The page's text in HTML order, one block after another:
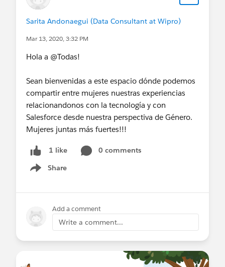
Sarita Andonaegui (Data Consultant at Wipro)
Mar 13, 2020, 3:32 PM
Hola a @Todas!
Sean bienvenidas a este espacio dónde podemos
compartir entre mujeres nuestras experiencias
relacionandonos con la tecnología y con
Salesforce desde nuestra perspectiva de Género.
Mujeres juntas más fuertes!!!
1 like
0 comments
Share
Show menu
Add a comment
Write a comment...